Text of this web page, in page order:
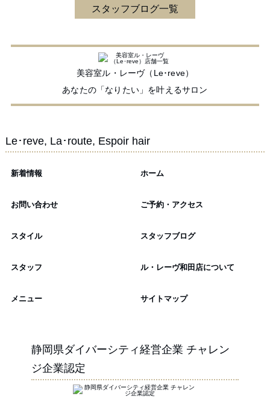
スタッフブログ一覧
美容室ル・レーヴ（Le･reve）
あなたの「なりたい」を叶えるサロン
Le･reve, La･route, Espoir hair
新着情報 ホーム
お問い合わせ ご予約・アクセス
スタイル スタッフブログ
スタッフ ル・レーヴ和田店について
メニュー サイトマップ
静岡県ダイバーシティ経営企業 チャレン
ジ企業認定